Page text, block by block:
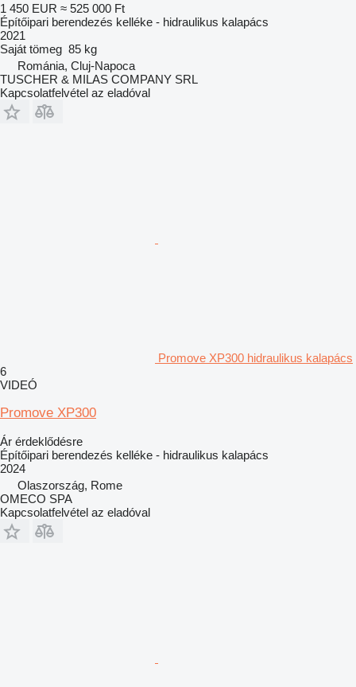
1 450 EUR ≈ 525 000 Ft
Építőipari berendezés kelléke - hidraulikus kalapács
2021
Saját tömeg 85 kg
Románia, Cluj-Napoca
TUSCHER & MILAS COMPANY SRL
Kapcsolatfelvétel az eladóval
Promove XP300 hidraulikus kalapács
6
VIDEÓ
Promove XP300
Ár érdeklődésre
Építőipari berendezés kelléke - hidraulikus kalapács
2024
Olaszország, Rome
OMECO SPA
Kapcsolatfelvétel az eladóval